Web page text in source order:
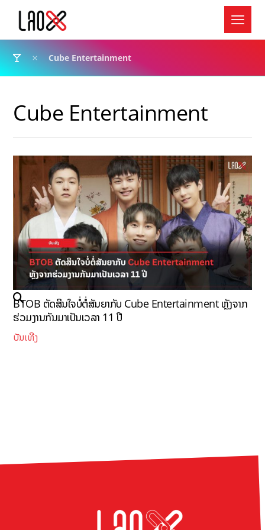
Cube Entertainment
Cube Entertainment
BTOB ຕັດສິນໃຈບໍ່ຕໍ່ສັນຍາກັບ Cube Entertainment ຫຼັງຈາກ
ຮ່ວມງານກັນມາເປັນເວລາ 11 ປີ
ບັນເທີງ